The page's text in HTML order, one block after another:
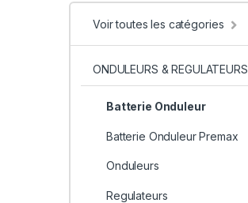
Voir toutes les catégories
ONDULEURS & REGULATEURS
Batterie Onduleur
Batterie Onduleur Premax
Onduleurs
Regulateurs